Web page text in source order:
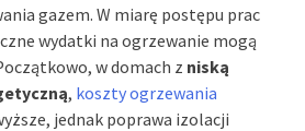
gazem. W miarę postępu prac
wydatki na ogrzewanie mogą
w domach z niską
, koszty ogrzewania
jednak poprawa izolacji